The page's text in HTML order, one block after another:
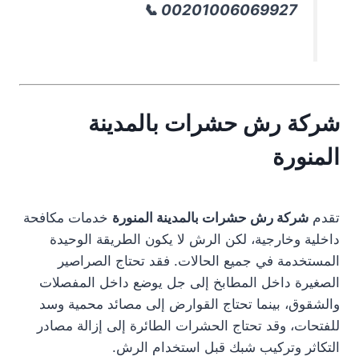
00201006069927 📞
شركة رش حشرات بالمدينة
المنورة
تقدم شركة رش حشرات بالمدينة المنورة خدمات مكافحة
داخلية وخارجية، لكن الرش لا يكون الطريقة الوحيدة
المستخدمة في جميع الحالات. فقد تحتاج الصراصير
الصغيرة داخل المطابخ إلى جل يوضع داخل المفصلات
والشقوق، بينما تحتاج القوارض إلى مصائد محمية وسد
للفتحات، وقد تحتاج الحشرات الطائرة إلى إزالة مصادر
التكاثر وتركيب شبك قبل استخدام الرش.